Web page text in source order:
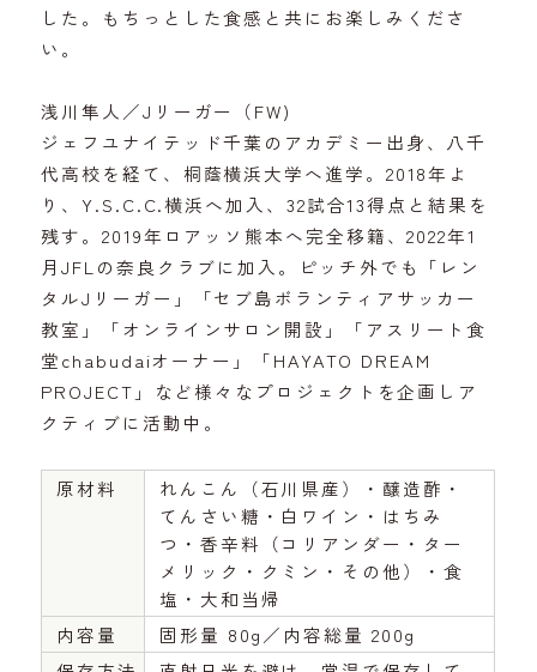
した。もちっとした食感と共にお楽しみくださ
い。
浅川隼人／Jリーガー（FW)
ジェフユナイテッド千葉のアカデミー出身、八千
代高校を経て、桐蔭横浜大学へ進学。2018年よ
り、Y.S.C.C.横浜へ加入、32試合13得点と結果を
残す。2019年ロアッソ熊本へ完全移籍、2022年1
月JFLの奈良クラブに加入。ピッチ外でも「レン
タルJリーガー」「セブ島ボランティアサッカー
教室」「オンラインサロン開設」「アスリート食
堂chabudaiオーナー」「HAYATO DREAM
PROJECT」など様々なプロジェクトを企画しア
クティブに活動中。
原材料
れんこん（石川県産）・醸造酢・
てんさい糖・白ワイン・はちみ
つ・香辛料（コリアンダー・ター
メリック・クミン・その他）・食
塩・大和当帰
内容量
固形量 80g／内容総量 200g